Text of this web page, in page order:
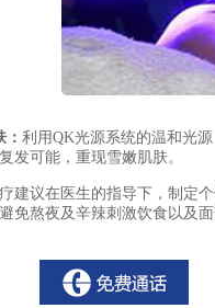
利用QK光源系统的温和光
发可能，重现雪嫩肌肤。
议在医生的指导下，制定个
免熬夜及辛辣刺激饮食以及